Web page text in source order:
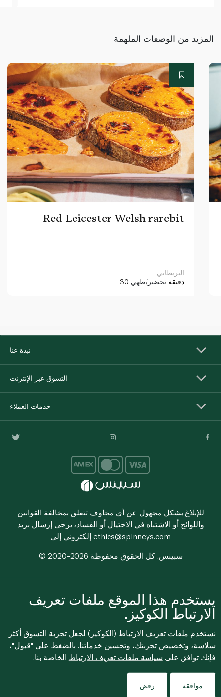
المزيد من الوصفات الملهمة
Red Leicester Welsh rarebit
البريطاني
30 دقيقة تحضير/طهي
نبذة عنا
التسوق عبر الإنترنت
خدمات العملاء
للإبلاغ بشكل مجهول عن أي مخاوف تتعلق بمخالفة القوانين
واللوائح أو الاشتباه في الاحتيال أو الفساد، يرجى إرسال بريد
ethics@spinneys.com
© 2020-2026 سبينس. كل الحقوق محفوظة
يستخدم هذا الموقع ملفات تعريف
الارتباط الكوكيز.
نستخدم ملفات تعريف الارتباط (الكوكيز) لجعل تجربة التسوق أكثر
سلاسة، وتخصيص تجربتك، وتحسين خدماتنا. بالضغط على "قبول"،
فإنك توافق على سياسة ملفات تعريف الارتباط الخاصة بنا.
موافقة رفض